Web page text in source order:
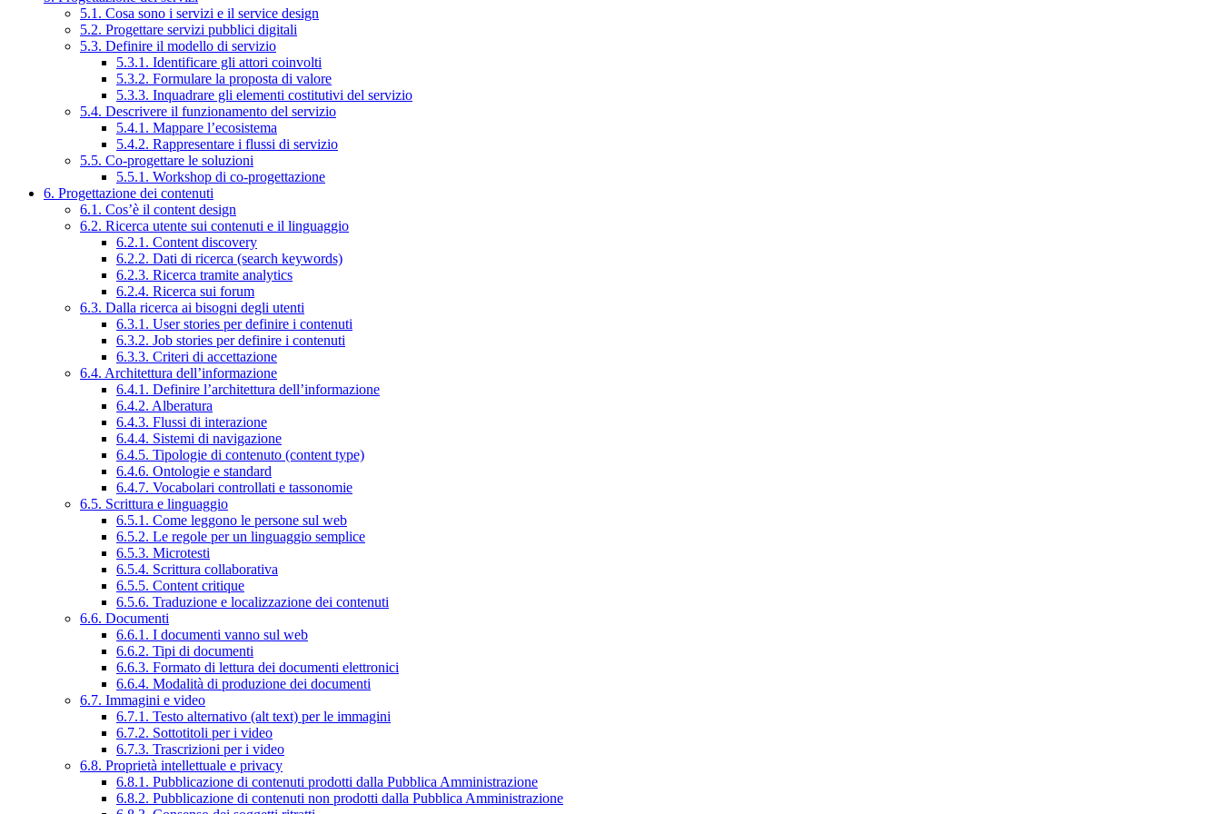
5.1. Cosa sono i servizi e il service design
5.2. Progettare servizi pubblici digitali
5.3. Definire il modello di servizio
5.3.1. Identificare gli attori coinvolti
5.3.2. Formulare la proposta di valore
5.3.3. Inquadrare gli elementi costitutivi del servizio
5.4. Descrivere il funzionamento del servizio
5.4.1. Mappare l’ecosistema
5.4.2. Rappresentare i flussi di servizio
5.5. Co-progettare le soluzioni
5.5.1. Workshop di co-progettazione
6. Progettazione dei contenuti
6.1. Cos’è il content design
6.2. Ricerca utente sui contenuti e il linguaggio
6.2.1. Content discovery
6.2.2. Dati di ricerca (search keywords)
6.2.3. Ricerca tramite analytics
6.2.4. Ricerca sui forum
6.3. Dalla ricerca ai bisogni degli utenti
6.3.1. User stories per definire i contenuti
6.3.2. Job stories per definire i contenuti
6.3.3. Criteri di accettazione
6.4. Architettura dell’informazione
6.4.1. Definire l’architettura dell’informazione
6.4.2. Alberatura
6.4.3. Flussi di interazione
6.4.4. Sistemi di navigazione
6.4.5. Tipologie di contenuto (content type)
6.4.6. Ontologie e standard
6.4.7. Vocabolari controllati e tassonomie
6.5. Scrittura e linguaggio
6.5.1. Come leggono le persone sul web
6.5.2. Le regole per un linguaggio semplice
6.5.3. Microtesti
6.5.4. Scrittura collaborativa
6.5.5. Content critique
6.5.6. Traduzione e localizzazione dei contenuti
6.6. Documenti
6.6.1. I documenti vanno sul web
6.6.2. Tipi di documenti
6.6.3. Formato di lettura dei documenti elettronici
6.6.4. Modalità di produzione dei documenti
6.7. Immagini e video
6.7.1. Testo alternativo (alt text) per le immagini
6.7.2. Sottotitoli per i video
6.7.3. Trascrizioni per i video
6.8. Proprietà intellettuale e privacy
6.8.1. Pubblicazione di contenuti prodotti dalla Pubblica Amministrazione
6.8.2. Pubblicazione di contenuti non prodotti dalla Pubblica Amministrazione